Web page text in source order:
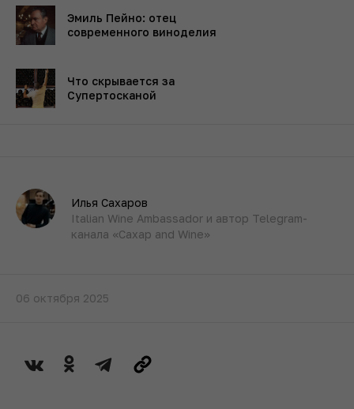
Эмиль Пейно: отец
современного виноделия
Что скрывается за
Супертосканой
Илья Сахаров
Italian Wine Ambassador и автор Telegram-
канала «Caxap and Wine»
06 октября 2025